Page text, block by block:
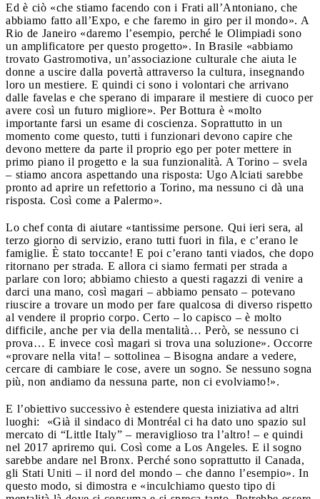
Ed è ciò «che stiamo facendo con i Frati all’Antoniano, che
abbiamo fatto all’Expo, e che faremo in giro per il mondo». A
Rio de Janeiro «daremo l’esempio, perché le Olimpiadi sono
un amplificatore per questo progetto». In Brasile «abbiamo
trovato Gastromotiva, un’associazione culturale che aiuta le
donne a uscire dalla povertà attraverso la cultura, insegnando
loro un mestiere. E quindi ci sono i volontari che arrivano
dalle favelas e che sperano di imparare il mestiere di cuoco per
avere così un futuro migliore». Per Bottura è «molto
importante farsi un esame di coscienza. Soprattutto in un
momento come questo, tutti i funzionari devono capire che
devono mettere da parte il proprio ego per poter mettere in
primo piano il progetto e la sua funzionalità. A Torino – svela
– stiamo ancora aspettando una risposta: Ugo Alciati sarebbe
pronto ad aprire un refettorio a Torino, ma nessuno ci dà una
risposta. Così come a Palermo».
Lo chef conta di aiutare «tantissime persone. Qui ieri sera, al
terzo giorno di servizio, erano tutti fuori in fila, e c’erano le
famiglie. È stato toccante! E poi c’erano tanti viados, che dopo
ritornano per strada. E allora ci siamo fermati per strada a
parlare con loro; abbiamo chiesto a questi ragazzi di venire a
darci una mano, così magari – abbiamo pensato – potevano
riuscire a trovare un modo per fare qualcosa di diverso rispetto
al vendere il proprio corpo. Certo – lo capisco – è molto
difficile, anche per via della mentalità… Però, se nessuno ci
prova… E invece così magari si trova una soluzione». Occorre
«provare nella vita! – sottolinea – Bisogna andare a vedere,
cercare di cambiare le cose, avere un sogno. Se nessuno sogna
più, non andiamo da nessuna parte, non ci evolviamo!».
E l’obiettivo successivo è estendere questa iniziativa ad altri
luoghi: «Già il sindaco di Montréal ci ha dato uno spazio sul
mercato di “Little Italy” – meraviglioso tra l’altro! – e quindi
nel 2017 apriremo qui. Così come a Los Angeles. E il sogno
sarebbe andare nel Bronx. Perché sono soprattutto il Canada,
gli Stati Uniti – il nord del mondo – che danno l’esempio». In
questo modo, si dimostra e «inculchiamo questo tipo di